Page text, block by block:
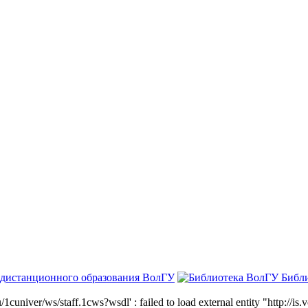
образования ВолГУ
ws/staff.1cws?wsdl' : failed to load external entity "http://